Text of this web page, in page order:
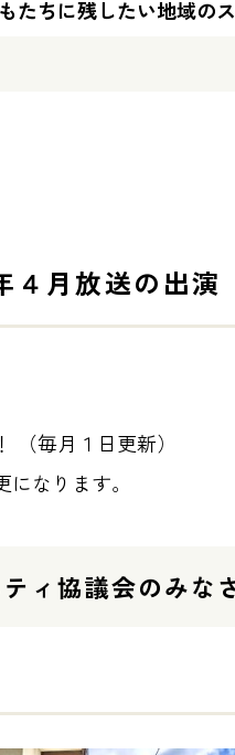
たちに残したい地域の
４月放送の出演
（毎月１日更新）
なります。
ィ協議会のみな